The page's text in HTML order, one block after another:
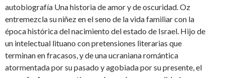
autobiografía Una historia de amor y de oscuridad. Oz
entremezcla su niñez en el seno de la vida familiar con la
época histórica del nacimiento del estado de Israel. Hijo de
un intelectual lituano con pretensiones literarias que
terminan en fracasos, y de una ucraniana romántica
atormentada por su pasado y agobiada por su presente, el